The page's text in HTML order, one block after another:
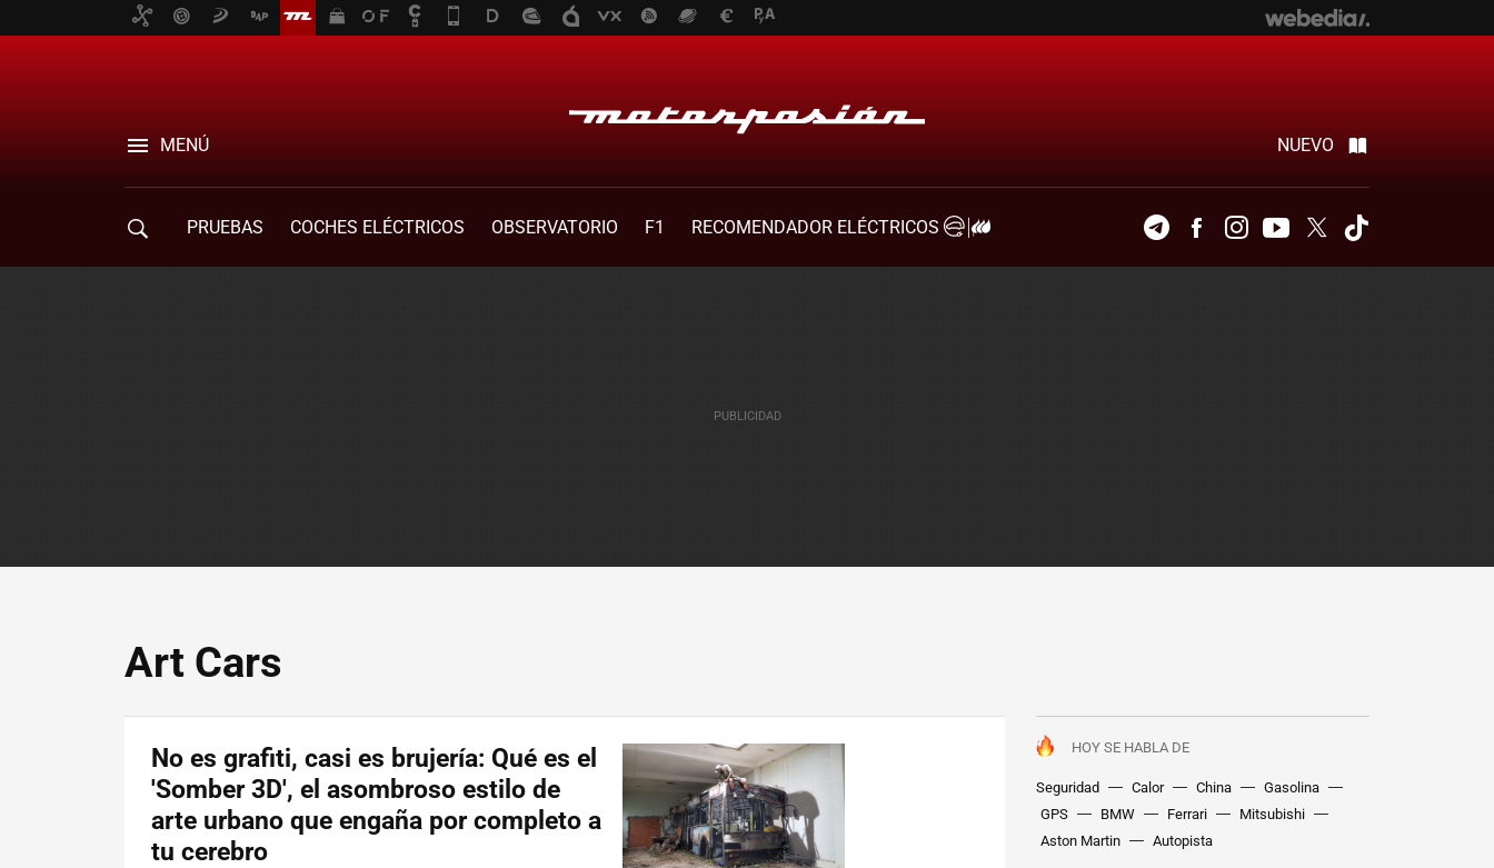
MENÚ NUEVO
PRUEBAS COCHES ELÉCTRICOS OBSERVATORIO F1
RECOMENDADOR ELÉCTRICOS
TelegramFacebookInstagramYoutubeTwitter
Art Cars
HOY SE HABLA DE
Seguridad Calor China
Gasolina
GPS
BMW Ferrari
Mitsubishi
Aston Martin
Autopista
No es grafiti, casi es brujería: Qué es el
'Somber 3D', el asombroso estilo de
arte urbano que engaña por completo a
tu cerebro